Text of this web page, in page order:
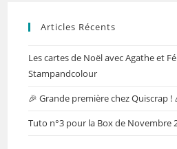
Articles Récents
Les cartes de Noël avec Agathe et
Stampandcolour
🎉 Grande première chez Quiscrap !
Tuto n°3 pour la Box de Novembre